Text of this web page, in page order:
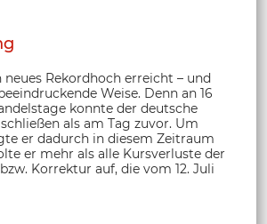
neues Rekordhoch erreicht – und
Weise. Denn an 16
konnte der deutsche
als am Tag zuvor. Um
er dadurch in diesem Zeitraum
er mehr als alle Kursverluste der
Korrektur auf, die vom 12. Juli